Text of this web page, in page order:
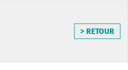
> RETOUR